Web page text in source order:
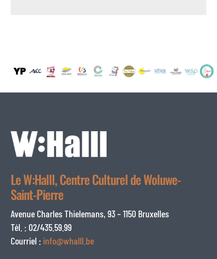
Le W:Halll, Centre Culturel de Woluwe-
Saint-Pierre
Avenue Charles Thielemans, 93 – 1150 Bruxelles
Tél. : 02/435.59.99
Courriel : info@whalll.be